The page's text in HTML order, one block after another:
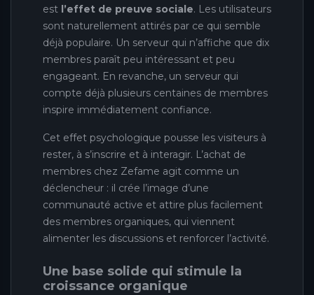
est l’effet de preuve sociale. Les utilisateurs
sont naturellement attirés par ce qui semble
déjà populaire. Un serveur qui n’affiche que dix
membres paraît peu intéressant et peu
engageant. En revanche, un serveur qui
compte déjà plusieurs centaines de membres
inspire immédiatement confiance.
Cet effet psychologique pousse les visiteurs à
rester, à s’inscrire et à interagir. L’achat de
membres chez Zefame agit comme un
déclencheur : il crée l’image d’une
communauté active et attire plus facilement
des membres organiques, qui viennent
alimenter les discussions et renforcer l’activité.
Une base solide qui stimule la
croissance organique